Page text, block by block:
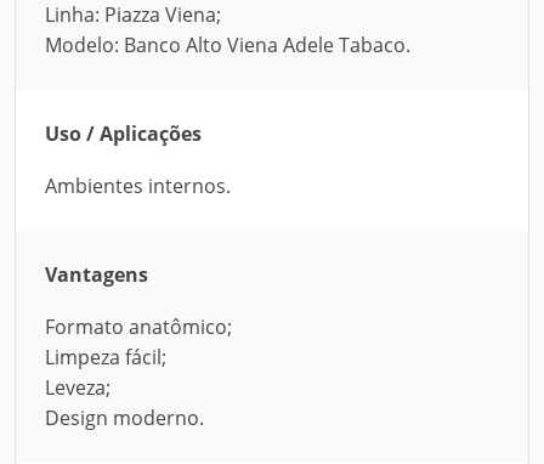
Linha: Piazza Viena;
Modelo: Banco Alto Viena Adele Tabaco.
Uso / Aplicações
Ambientes internos.
Vantagens
Formato anatômico;
Limpeza fácil;
Leveza;
Design moderno.